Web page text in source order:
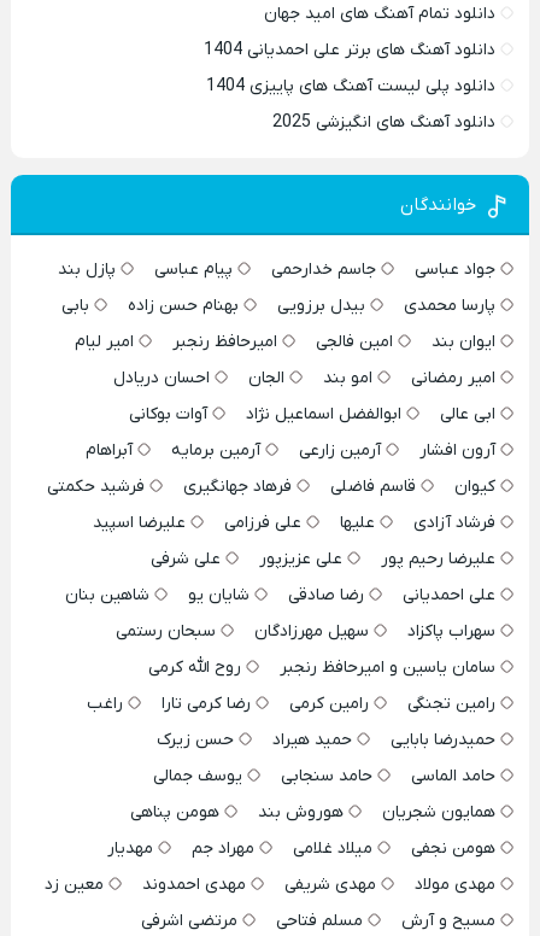
دانلود تمام آهنگ های امید جهان
دانلود آهنگ های برتر علی احمدیانی 1404
دانلود پلی لیست آهنگ های پاییزی 1404
دانلود آهنگ های انگیزشی 2025
خوانندگان
جواد عباسی جاسم خدارحمی پیام عباسی
پازل بند
پارسا محمدی
بیدل برزویی بهنام حسن زاده
بابی
ایوان بند
امین فالجی امیرحافظ رنجبر
امیر لیام
امیر رمضانی
امو بند الجان
احسان دریادل
ابی عالی
ابوالفضل اسماعیل نژاد
آوات بوکانی
آرون افشار
آرمین زارعی آرمین برمایه
آبراهام
کیوان
قاسم فاضلی فرهاد جهانگیری
فرشید حکمتی
فرشاد آزادی
علیها علی فرزامی
علیرضا اسپید
علیرضا رحیم پور
علی عزیزپور
علی شرفی
علی احمدیانی
رضا صادقی شایان یو
شاهین بنان
سهراب پاکزاد
سهیل مهرزادگان
سبحان رستمی
سامان یاسین و امیرحافظ رنجبر
روح الله کرمی
رامین تجنگی
رامین کرمی رضا کرمی تارا
راغب
حمیدرضا بابایی
حمید هیراد
حسن زیرک
حامد الماسی
حامد سنجابی
یوسف جمالی
همایون شجریان
هوروش بند
هومن پناهی
هومن نجفی
میلاد غلامی مهراد جم
مهدیار
مهدی مولاد
مهدی شریفی مهدی احمدوند
معین زد
مسیح و آرش
مسلم فتاحی
مرتضی اشرفی